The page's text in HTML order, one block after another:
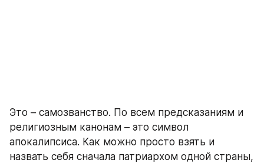
Это – самозванство. По всем предсказаниям и
религиозным канонам – это символ
апокалипсиса. Как можно просто взять и
назвать себя сначала патриархом одной страны,